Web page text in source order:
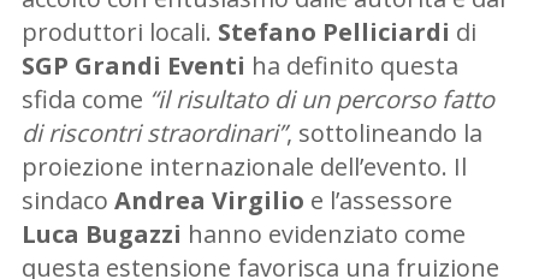
produttori locali. Stefano Pelliciardi di
SGP Grandi Eventi ha definito questa
sfida come “il risultato di un percorso fatto
di riscontri straordinari”, sottolineando la
proiezione internazionale dell’evento. Il
sindaco Andrea Virgilio e l’assessore
Luca Bugazzi hanno evidenziato come
questa estensione favorisca una fruizione